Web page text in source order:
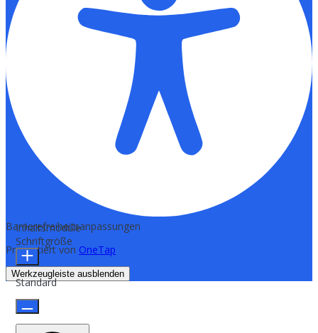
Barrierefreiheitsanpassungen
Präsentiert von OneTap
Werkzeugleiste ausblenden
Inhaltsmodule
Schriftgröße
Standard